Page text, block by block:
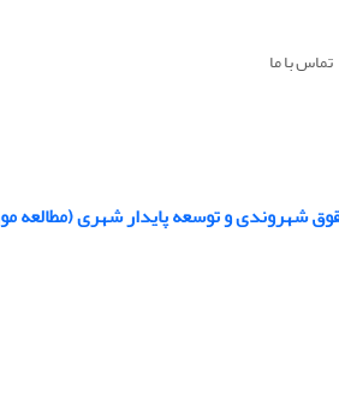
تماس با ما
شهروندی و توسعه پایدار شهری (مطالعه